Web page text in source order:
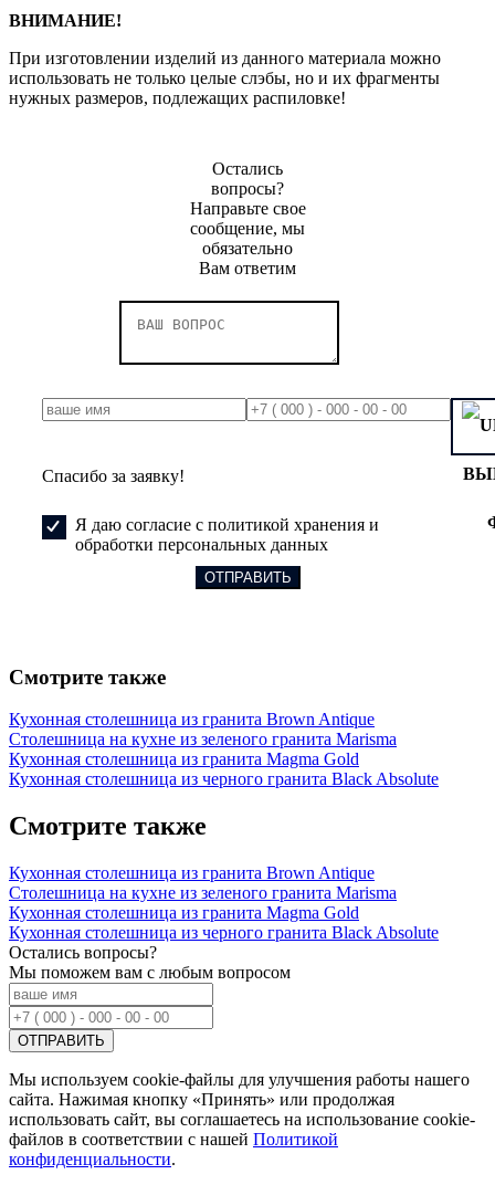
ВНИМАНИЕ!
При изготовлении изделий из данного материала можно
использовать не только целые слэбы, но и их фрагменты
нужных размеров, подлежащих распиловке!
Остались
вопросы?
Направьте свое
сообщение, мы
обязательно
Вам ответим
Спасибо за заявку!
Я даю согласие с политикой хранения и
обработки персональных данных
Смотрите также
Кухонная столешница из гранита Brown Antique
Столешница на кухне из зеленого гранита Marisma
Кухонная столешница из гранита Magma Gold
Кухонная столешница из черного гранита Black Absolute
Смотрите также
Кухонная столешница из гранита Brown Antique
Столешница на кухне из зеленого гранита Marisma
Кухонная столешница из гранита Magma Gold
Кухонная столешница из черного гранита Black Absolute
Остались вопросы?
Мы поможем вам с любым вопросом
Мы используем cookie-файлы для улучшения работы нашего
сайта. Нажимая кнопку «Принять» или продолжая
использовать сайт, вы соглашаетесь на использование cookie-
файлов в соответствии с нашей Политикой
конфиденциальности.